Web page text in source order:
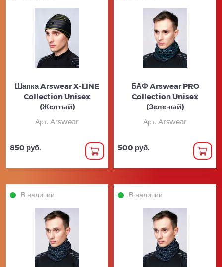
Шапка Arswear X-LINE
Collection Unisex
(Желтый)
Арт. Arswear
850 руб.
БАФ Arswear PRO
Collection Unisex
(Зеленый)
Арт. Arswear
500 руб.
В наличии В наличии